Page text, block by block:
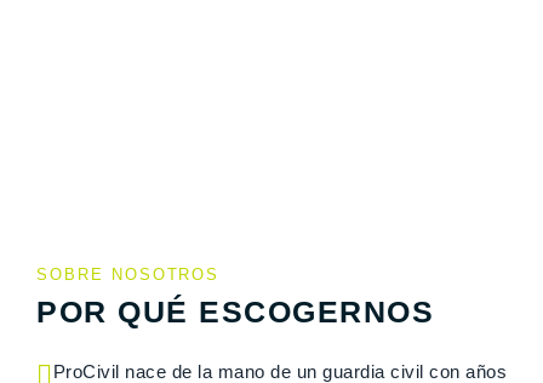
SOBRE NOSOTROS
POR QUÉ ESCOGERNOS
ProCivil nace de la mano de un guardia civil con años